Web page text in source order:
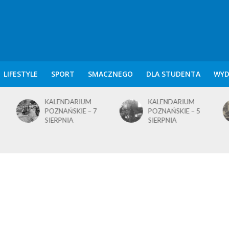
LIFESTYLE SPORT SMACZNEGO DLA STUDENTA
KALENDARIUM
POZNAŃSKIE – 7
SIERPNIA
KALENDARIUM
POZNAŃSKIE – 5
SIERPNIA